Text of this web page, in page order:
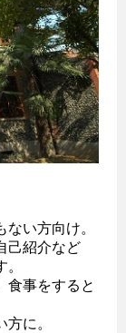
い方向け。
己紹介など
食事をすると
に。